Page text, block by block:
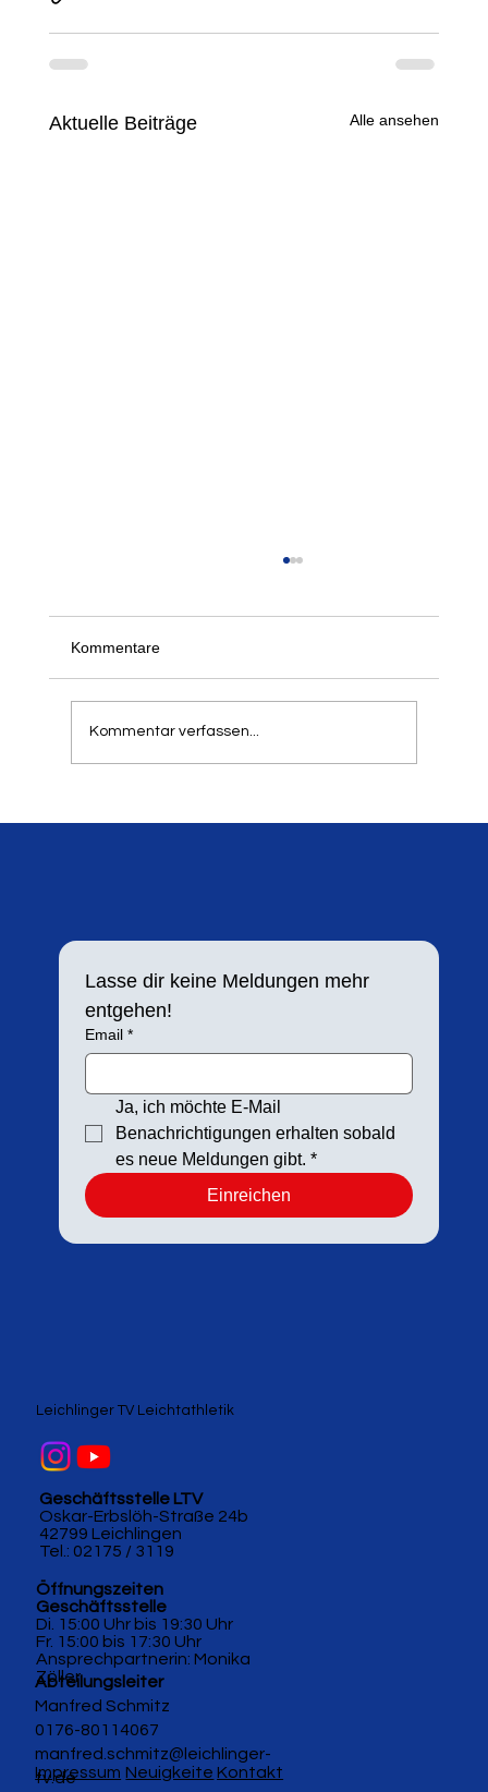
Aktuelle Beiträge Alle ansehen
Schon jetzt freuen wir uns, alle informieren zu
Kommentare
Kommentar verfassen...
Lasse dir keine Meldungen mehr
entgehen!
Email *
Ja, ich möchte E-Mail
Benachrichtigungen erhalten sobald
es neue Meldungen gibt. *
Einreichen
Geschäftsstelle LTV
Oskar-Erbslöh-Straße 24b
42799 Leichlingen
Tel.: 02175 / 3119
Abteilungsleiter
Manfred Schmitz
0176-80114067
manfred.schmitz@leichlinger-
tv.de
Öffnungszeiten
Geschäftsstelle
Di. 15:00 Uhr bis 19:30 Uhr
Fr. 15:00 bis 17:30 Uhr
Ansprechpartnerin: Monika
Zöller
Leichlinger TV Leichtathletik
Impressum Neuigkeite Kontakt